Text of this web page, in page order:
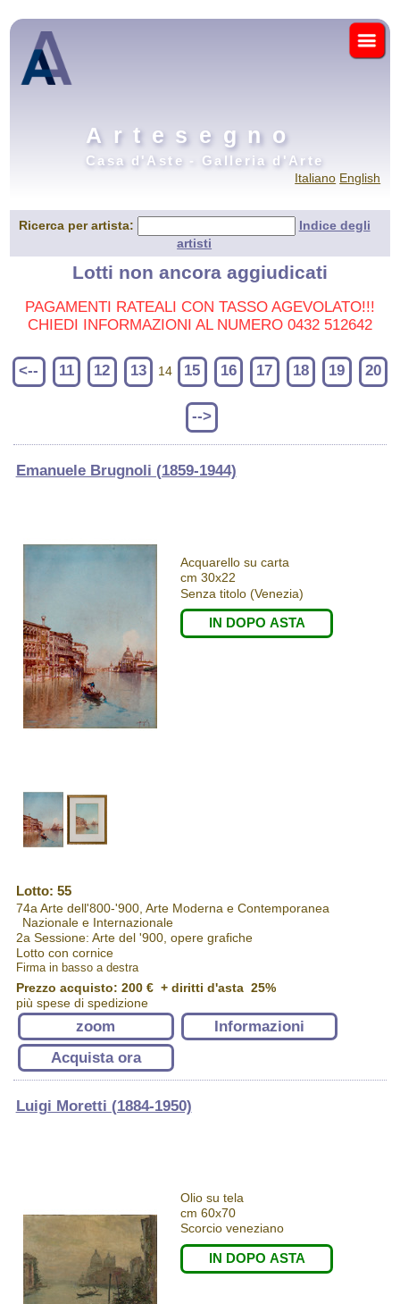
Artesegno
Casa d'Aste - Galleria d'Arte
Italiano English
Ricerca per artista:
Indice degli
artisti
Lotti non ancora aggiudicati
PAGAMENTI RATEALI CON TASSO AGEVOLATO!!!
CHIEDI INFORMAZIONI AL NUMERO 0432 512642
<-- 11 12 13 14 15 16 17 18 19 20
-->
Emanuele Brugnoli (1859-1944)
Acquarello su carta
cm 30x22
Senza titolo (Venezia)
IN DOPO ASTA
Lotto: 55
74a Arte dell'800-'900, Arte Moderna e Contemporanea
Nazionale e Internazionale
2a Sessione: Arte del '900, opere grafiche
Lotto con cornice
Firma in basso a destra
Prezzo acquisto: 200 €+ diritti d'asta 25%
più spese di spedizione
zoom
Informazioni
Acquista ora
Luigi Moretti (1884-1950)
Olio su tela
cm 60x70
Scorcio veneziano
IN DOPO ASTA